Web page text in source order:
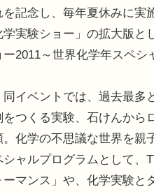
を記念し、毎年夏休みに実
学実験ショー」の拡大版と
ー2011～世界化学年スペシ
イベントでは、過去最多
をつくる実験、石けんから
。化学の不思議な世界を親
シャルプログラムとして、
ーマンス」や、化学実験と